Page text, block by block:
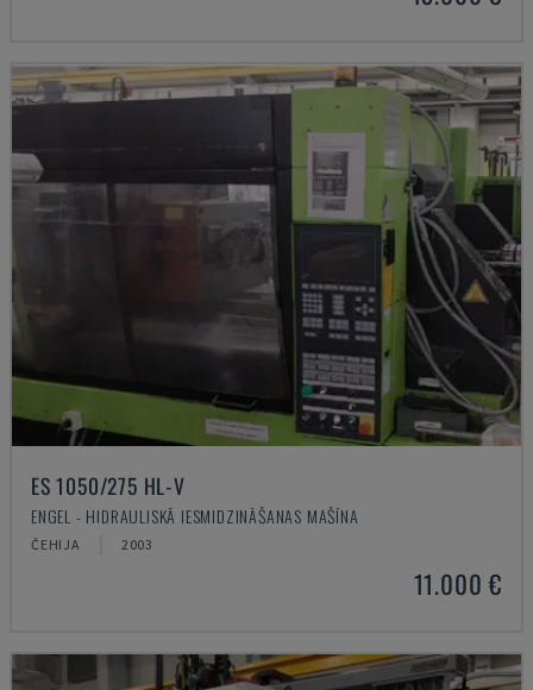
ES 1050/275 HL-V
ENGEL - HIDRAULISKĀ IESMIDZINĀŠANAS MAŠĪNA
ČEHIJA 2003
11.000 €